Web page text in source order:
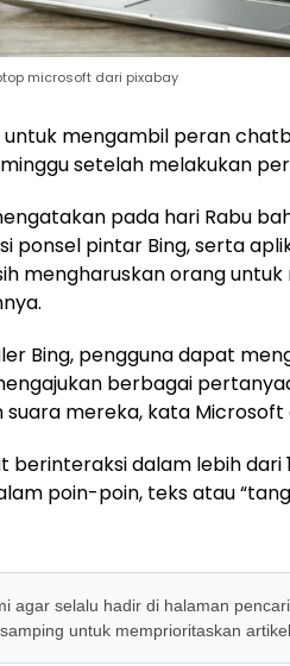
microsoft dari pixabay
untuk mengambil peran
setelah melakukan
pada hari Rabu
ponsel pintar Bing, serta
mengharuskan orang
Bing, pengguna dapat
berbagai
suara mereka, kata
dalam lebih dari
poin-poin, teks atau
agar selalu hadir di halaman
untuk memprioritaskan